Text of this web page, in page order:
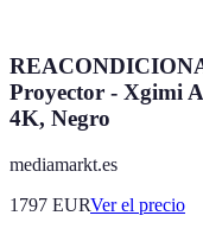
Proyector - Xgimi
4K, Negro
mediamarkt.es
1797 EURVer el precio